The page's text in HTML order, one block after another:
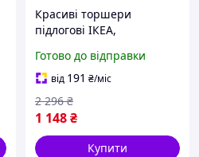
Красиві торшери
підлогові ІКЕА,
для читання, Світильник
підлоговий світлодіодний
з різними кольорами, FBK
Готово до відправки
від 191 ₴/міс
1 148₴
2 296 ₴
Купити